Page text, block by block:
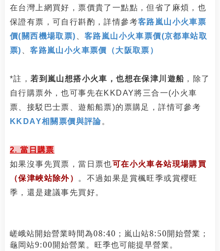
在台灣上網買好，票價貴了一點點，但省了麻煩，也
保證有票，可自行斟酌，詳情參考客路嵐山小火車票
價(關西機場取票) 、客路嵐山小火車票價(京都車站取
票)
、客路嵐山小火車票價（大阪取票）
*註，若到嵐山想搭小火車，也想在保津川遊船 ，除了
自行購票外，也可事先在KKDAY將三合一(小火車
票、接駁巴士票、遊船船票)的票購足，詳情可參考
KKDAY相關票價與評論。
2. 當日購票
如果沒事先買票，當日票也可在小火車各站現場購買
（保津峽站除外）
。不過如果是賞楓旺季或賞櫻旺
季，還是建議事先買好。
嵯峨站開始營業時間為08:40 ；嵐山站8:50開始營業；
龜岡站9:00開始營業。旺季也可能提早營業。